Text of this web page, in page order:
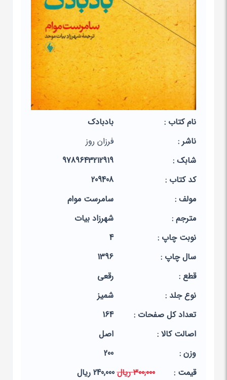
نام کتاب :
بادبادک
ناشر :
فرزان روز
شابک :
9789643212919
کد کتاب :
209408
مولف :
سامرست موام
مترجم :
شهرزاد بیات
نوبت چاپ :
4
سال چاپ :
1396
قطع :
رقعی
نوع جلد :
شمیز
تعداد کل صفحات :
164
اصالت کالا :
اصل
وزن :
200
قيمت :
300,000 ریال
240,000 ریال